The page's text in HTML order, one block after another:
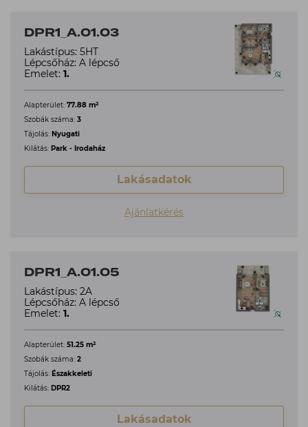
DPR1_A.01.03
Lakástípus: 5HT
Lépcsőház: A lépcső
Emelet: 1.
Alapterület: 77.88 m2
Szobák száma: 3
Tájolás: Nyugati
Kilátás: Park - Irodaház
Lakásadatok
Ajánlatkérés
DPR1_A.01.05
Lakástípus: 2A
Lépcsőház: A lépcső
Emelet: 1.
Alapterület: 51.25 m2
Szobák száma: 2
Tájolás: Északkeleti
Kilátás: DPR2
Lakásadatok